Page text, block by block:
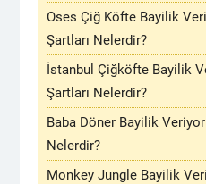
Oses Çiğ Köfte Bayilik
Şartları Nelerdir?
İstanbul Çiğköfte Bayilik
Şartları Nelerdir?
Baba Döner Bayilik
Nelerdir?
Monkey Jungle Bayilik